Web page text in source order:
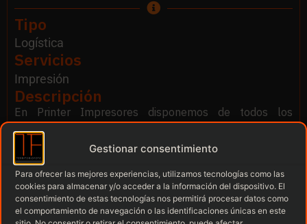
Gestionar consentimiento
Para ofrecer las mejores experiencias, utilizamos tecnologías como las
cookies para almacenar y/o acceder a la información del dispositivo. El
consentimiento de estas tecnologías nos permitirá procesar datos como
el comportamiento de navegación o las identificaciones únicas en este
Tipo
Logística
Servicios
Impresión
Descripción
En Printer Impresores disponemos de todos los
servicios para que tu proyecto fotográfico sea de todos,
todo tipo de impresión, formatos y soportes a tu
disposición